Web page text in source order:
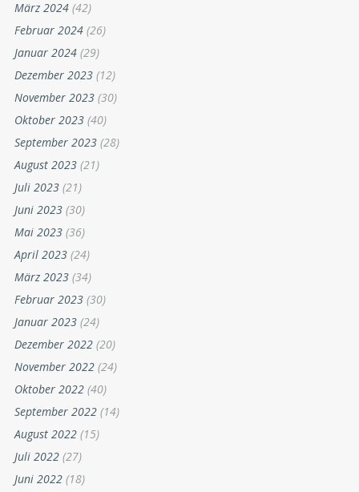
März 2024 (42)
Februar 2024 (26)
Januar 2024 (29)
Dezember 2023 (12)
November 2023 (30)
Oktober 2023 (40)
September 2023 (28)
August 2023 (21)
Juli 2023 (21)
Juni 2023 (30)
Mai 2023 (36)
April 2023 (24)
März 2023 (34)
Februar 2023 (30)
Januar 2023 (24)
Dezember 2022 (20)
November 2022 (24)
Oktober 2022 (40)
September 2022 (14)
August 2022 (15)
Juli 2022 (27)
Juni 2022 (18)